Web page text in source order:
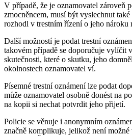
V případě, že je oznamovatel zároveň
zmocněncem, musí být vyslechnut
rozhodl v trestním řízení o jeho nároku
Další možností je podat trestní
takovém případě se doporučuje vylíčit
skutečnosti, které o skutku, jeho
okolnostech oznamovatel ví.
Písemné trestní oznámení lze podat
může oznamovatel osobně donést na
na kopii si nechat potvrdit jeho přijetí.
Policie se věnuje i anonymním
značně komplikuje, jelikož není možné